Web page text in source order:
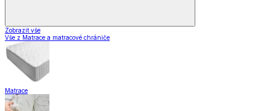
Zobrazit vše
Vše z Matrace a matracové chrániče
Matrace